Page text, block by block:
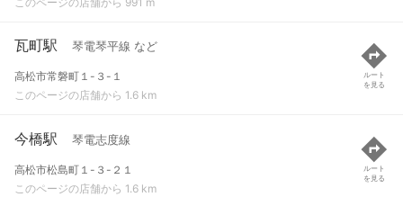
瓦町駅 琴電琴平線 など
高松市常磐町１-３-１
このページの店舗から 1.6 km
ルート
を見る
今橋駅 琴電志度線
高松市松島町１-３-２１
このページの店舗から 1.6 km
ルート
を見る